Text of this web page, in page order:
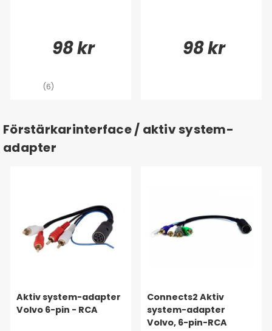
98 kr
(6)
98 kr
Förstärkarinterface / aktiv system-
adapter
Aktiv system-adapter
Volvo 6-pin - RCA
Connects2 Aktiv
system-adapter
Volvo, 6-pin-RCA